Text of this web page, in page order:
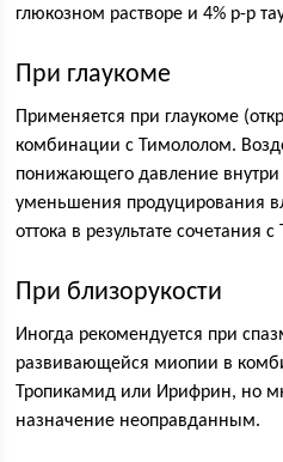
глюкозном растворе и 4% р-р
При глаукоме
Применяется при глаукоме
комбинации с Тимололом.
понижающего давление внутри
уменьшения продуцирования
оттока в результате сочетания
При близорукости
Иногда рекомендуется при
развивающейся миопии в
Тропикамид или Ирифрин, но
назначение неоправданным.